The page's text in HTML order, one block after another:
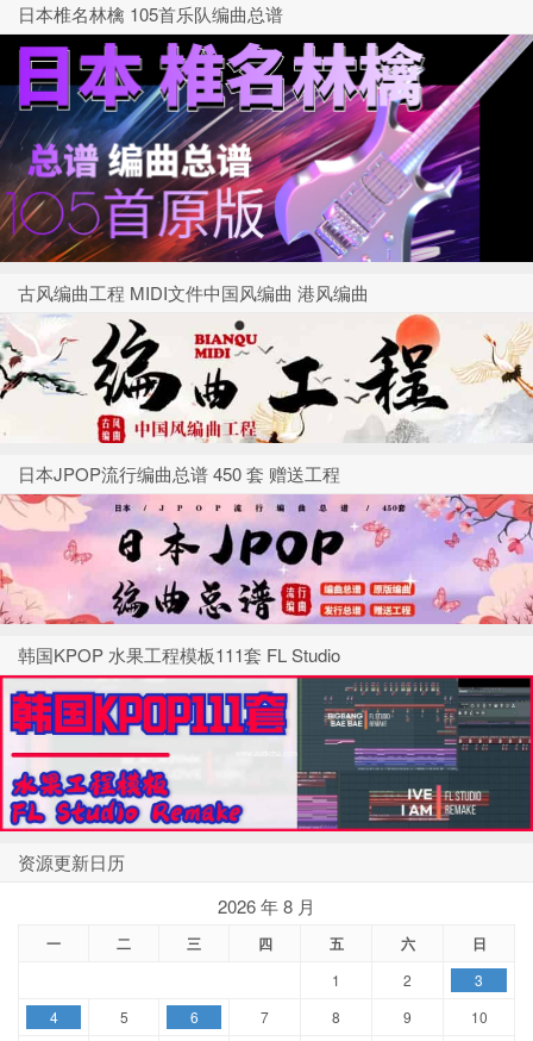
日本椎名林檎 105首乐队编曲总谱
古风编曲工程 MIDI文件中国风编曲 港风编曲
日本JPOP流行编曲总谱 450 套 赠送工程
韩国KPOP 水果工程模板111套 FL Studio
资源更新日历
2026 年 8 月
一 二 三 四 五 六 日
1 2
3
4
5 6 7 8 9
10